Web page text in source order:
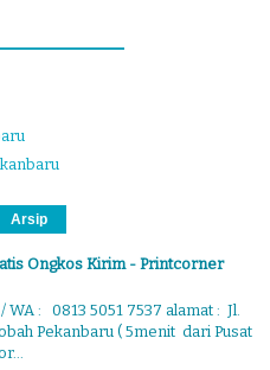
Arsip
Ongkos Kirim - Printcorner
: 0813 5051 7537 alamat : Jl.
Pekanbaru ( 5menit dari Pusat